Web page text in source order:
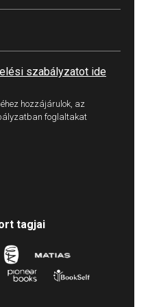
szabályzatot ide
hozzájárulok, az
foglaltakat
tagjai